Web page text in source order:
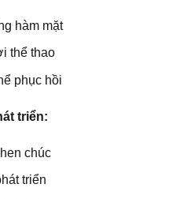
hàm mặt
thể thao
phục hồi
triển:
chúc
triển